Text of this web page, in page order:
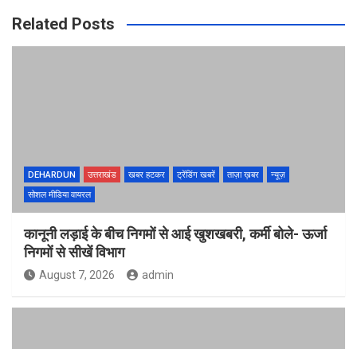
Related Posts
DEHARDUN उत्तराखंड खबर हटकर ट्रेंडिंग खबरें ताज़ा ख़बर
न्यूज़
सोशल मीडिया वायरल
कानूनी लड़ाई के बीच निगमों से आई खुशखबरी, कर्मी बोले- ऊर्जा
निगमों से सीखें विभाग
August 7, 2026 admin